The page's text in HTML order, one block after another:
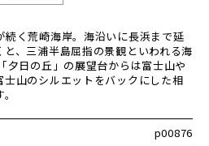
続く荒崎海岸。海沿いに長浜まで延
、三浦半島屈指の景観といわれる海
夕日の丘」の展望台からは富士山や
山のシルエットをバックにした相
p00876